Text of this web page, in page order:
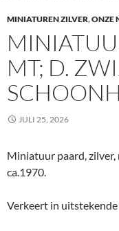
MINIATUREN ZILVER,ONZE
MT; D.
JULI 25, 2026
Miniatuur paard, zilver,
ca.1970.
Verkeert in